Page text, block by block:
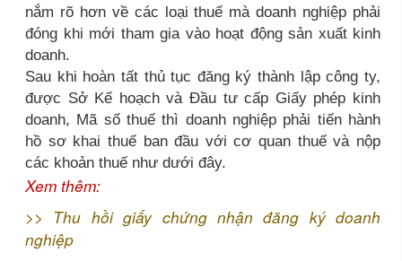
nắm rõ hơn về các loại thuế mà doanh nghiệp phải
đóng khi mới tham gia vào hoạt động sản xuất kinh
doanh.
Sau khi hoàn tất thủ tục đăng ký thành lập công ty,
được Sở Kế hoạch và Đầu tư cấp Giấy phép kinh
doanh, Mã số thuế thì doanh nghiệp phải tiến hành
hồ sơ khai thuế ban đầu với cơ quan thuế và nộp
các khoản thuế như dưới đây.
Xem thêm:
>> Thu hồi giấy chứng nhận đăng ký doanh
nghiệp